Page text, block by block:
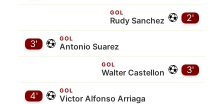
2'
GOL
Rudy Sanchez
GOL
Antonio Suarez
3'
3'
GOL
Walter Castellon
GOL
Victor Alfonso Arriaga
4'